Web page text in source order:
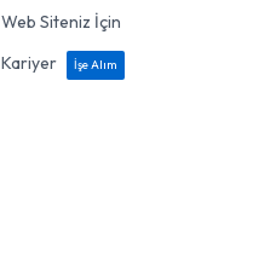
Web Siteniz İçin
Kariyer
İşe Alım